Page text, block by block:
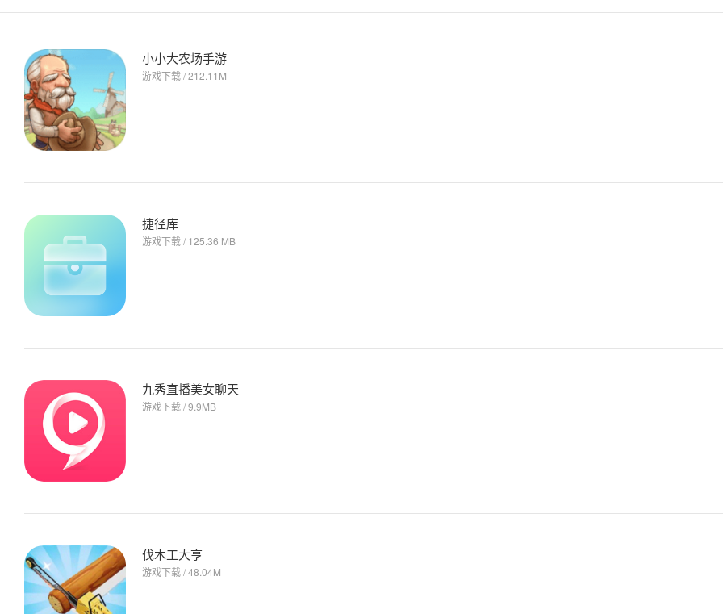
小小大农场手游
游戏下载 / 212.11M
捷径库
游戏下载 / 125.36 MB
九秀直播美女聊天
游戏下载 / 9.9MB
伐木工大亨
游戏下载 / 48.04M